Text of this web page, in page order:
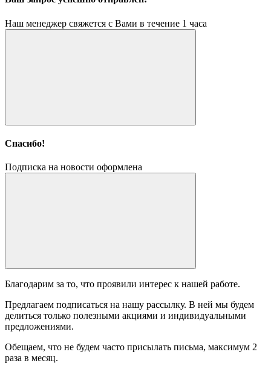
Наш менеджер свяжется с Вами в течение 1 часа
Спасибо!
Подписка на новости оформлена
Благодарим за то, что проявили интерес к нашей работе.
Предлагаем подписаться на нашу рассылку. В ней мы будем
делиться только полезными акциями и индивидуальными
предложениями.
Обещаем, что не будем часто присылать письма, максимум 2
раза в месяц.